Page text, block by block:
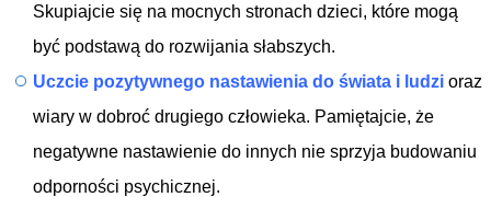
Skupiajcie się na mocnych stronach dzieci, które mogą
być podstawą do rozwijania słabszych.
Uczcie pozytywnego nastawienia do świata i ludzi oraz
wiary w dobroć drugiego człowieka. Pamiętajcie, że
negatywne nastawienie do innych nie sprzyja budowaniu
odporności psychicznej.